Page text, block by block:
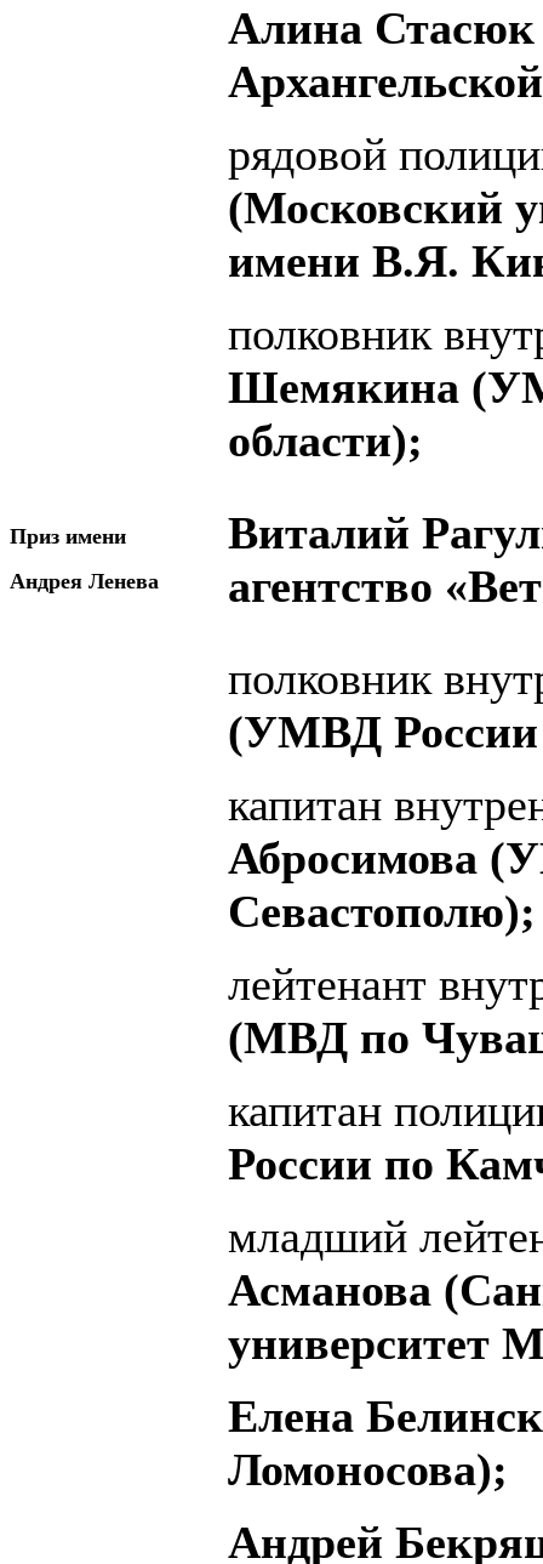
Алина
рядовой
(Московский
имени В.Я.
полковник
Шемякина
области);
Приз имени
Андрея Ленева
Виталий
агентство
полковник
(УМВД России
капитан
Абросимова
Севастополю);
лейтенант
(МВД по
капитан
России по
младший
Асманова
университет
Елена
Ломоносова);
Андрей